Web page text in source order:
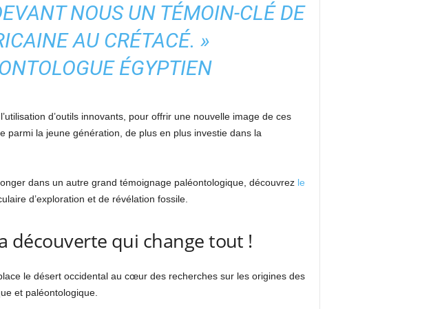
NOUS UN TÉMOIN-CLÉ DE
AU CRÉTACÉ. »
ÉGYPTIEN
d’outils innovants, pour offrir une nouvelle image de ces
parmi la jeune génération, de plus en plus investie dans la
dans un autre grand témoignage paléontologique, découvrez le
d’exploration et de révélation fossile.
découverte qui change tout !
le désert occidental au cœur des recherches sur les origines des
et paléontologique.